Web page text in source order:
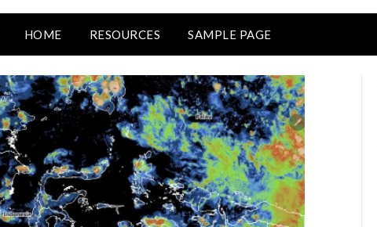
HOME RESOURCES SAMPLE PAGE